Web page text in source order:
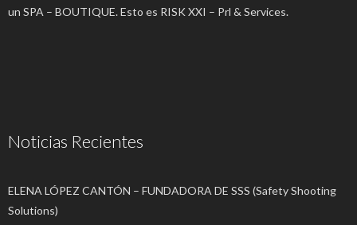
un SPA – BOUTIQUE. Esto es RISK XXI – Prl & Services.
Noticias Recientes
ELENA LÓPEZ CANTÓN – FUNDADORA DE SSS (Safety Shooting
Solutions)